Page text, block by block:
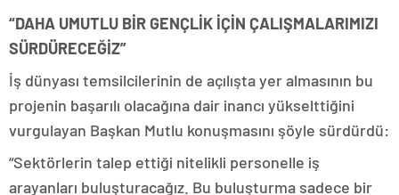
“DAHA UMUTLU BİR GENÇLİK İÇİN ÇALIŞMALARIMIZI
SÜRDÜRECEĞİZ”
İş dünyası temsilcilerinin de açılışta yer almasının bu
projenin başarılı olacağına dair inancı yükselttiğini
vurgulayan Başkan Mutlu konuşmasını şöyle sürdürdü:
“Sektörlerin talep ettiği nitelikli personelle iş
arayanları buluşturacağız. Bu buluşturma sadece bir